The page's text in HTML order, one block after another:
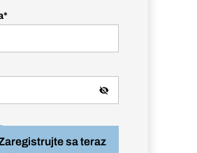
*
sa teraz